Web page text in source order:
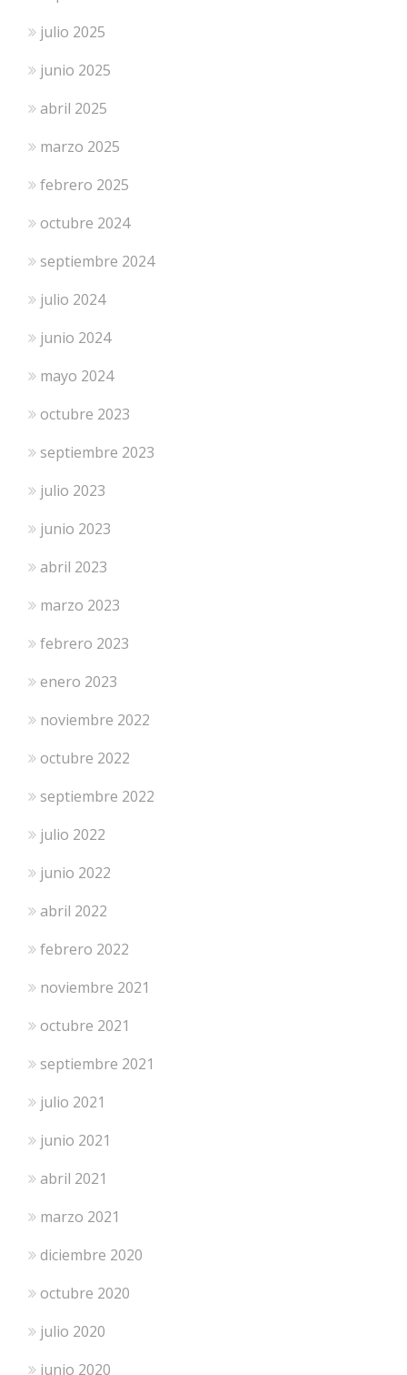
julio 2025
junio 2025
abril 2025
marzo 2025
febrero 2025
octubre 2024
septiembre 2024
julio 2024
junio 2024
mayo 2024
octubre 2023
septiembre 2023
julio 2023
junio 2023
abril 2023
marzo 2023
febrero 2023
enero 2023
noviembre 2022
octubre 2022
septiembre 2022
julio 2022
junio 2022
abril 2022
febrero 2022
noviembre 2021
octubre 2021
septiembre 2021
julio 2021
junio 2021
abril 2021
marzo 2021
diciembre 2020
octubre 2020
julio 2020
junio 2020